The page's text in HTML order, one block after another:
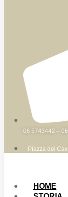
06 5743442 –
Piazza dei
HOME